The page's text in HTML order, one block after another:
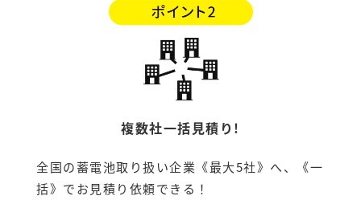
複数社一括見積り!
全国の蓄電池取り扱い企業《最大5社》へ、《一
括》でお見積り依頼できる！